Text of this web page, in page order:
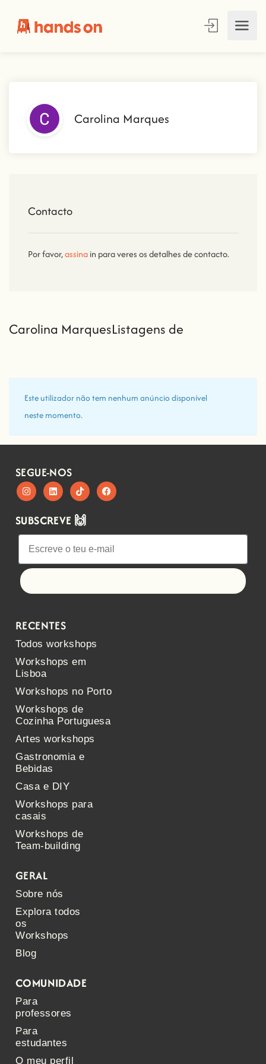
Carolina Marques
Contacto
Por favor,assinain para veres os detalhes de contacto.
Carolina MarquesListagens de
Este utilizador não tem nenhum anúncio disponível
neste momento.
SEGUE-NOS
SUBSCREVE 🙌
RECENTES
Todos workshops
Workshops em
Lisboa
Workshops no Porto
Workshops de
Cozinha Portuguesa
Artes workshops
Gastronomia e
Bebidas
Casa e DIY
Workshops para
casais
Workshops de
Team-building
GERAL
Sobre nós
Explora todos
os
Workshops
Blog
COMUNIDADE
Para
professores
Para
estudantes
O meu perfil